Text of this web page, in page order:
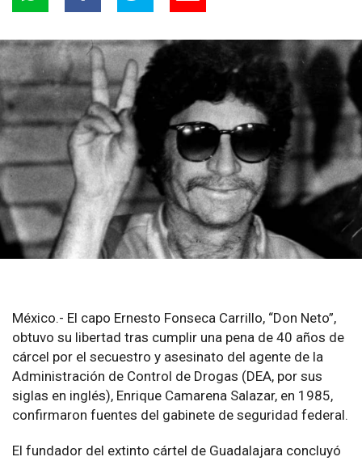
México.- El capo Ernesto Fonseca Carrillo, “Don Neto”,
obtuvo su libertad tras cumplir una pena de 40 años de
cárcel por el secuestro y asesinato del agente de la
Administración de Control de Drogas (DEA, por sus
siglas en inglés), Enrique Camarena Salazar, en 1985,
confirmaron fuentes del gabinete de seguridad federal.
El fundador del extinto cártel de Guadalajara concluyó